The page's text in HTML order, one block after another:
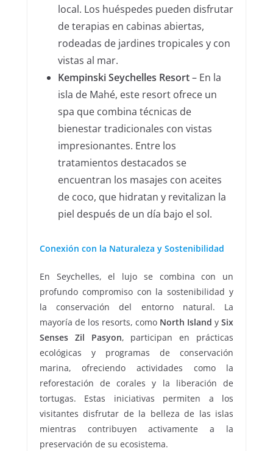
local. Los huéspedes pueden disfrutar
de terapias en cabinas abiertas,
rodeadas de jardines tropicales y con
vistas al mar.
Kempinski Seychelles Resort– En la
isla de Mahé, este resort ofrece un
spa que combina técnicas de
bienestar tradicionales con vistas
impresionantes. Entre los
tratamientos destacados se
encuentran los masajes con aceites
de coco, que hidratan y revitalizan la
piel después de un día bajo el sol.
Conexión con la Naturaleza y Sostenibilidad
En Seychelles, el lujo se combina con un
profundo compromiso con la sostenibilidad y
la conservación del entorno natural. La
mayoría de los resorts, como North Island ySix
Senses Zil Pasyon, participan en prácticas
ecológicas y programas de conservación
marina, ofreciendo actividades como la
reforestación de corales y la liberación de
tortugas. Estas iniciativas permiten a los
visitantes disfrutar de la belleza de las islas
mientras contribuyen activamente a la
preservación de su ecosistema.